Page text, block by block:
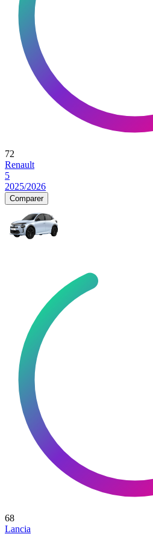
72
Renault
5
2025/2026
Comparer
68
Lancia